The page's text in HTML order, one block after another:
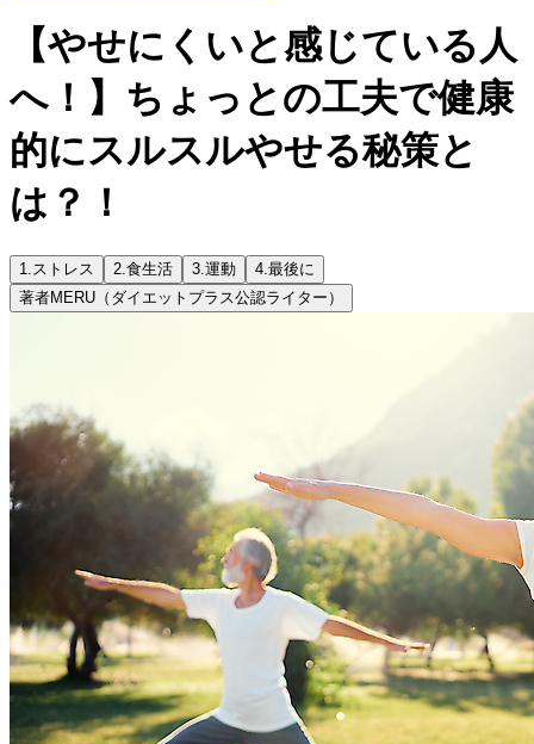
【やせにくいと感じている人
へ！】ちょっとの工夫で健康
的にスルスルやせる秘策と
は？！
1.ストレス 2.食生活 3.運動 4.最後に
著者MERU（ダイエットプラス公認ライター）